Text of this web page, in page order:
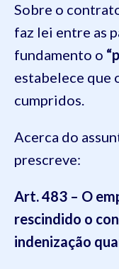
Sobre o
faz lei entre as
fundamento o
estabelece que
cumpridos.
Acerca do
prescreve:
Art. 483 – O
rescindido o
indenização